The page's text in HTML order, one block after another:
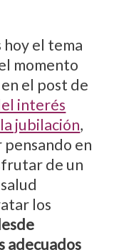
el tema
momento
el post de
interés
jubilación,
en
de un
los
adecuados